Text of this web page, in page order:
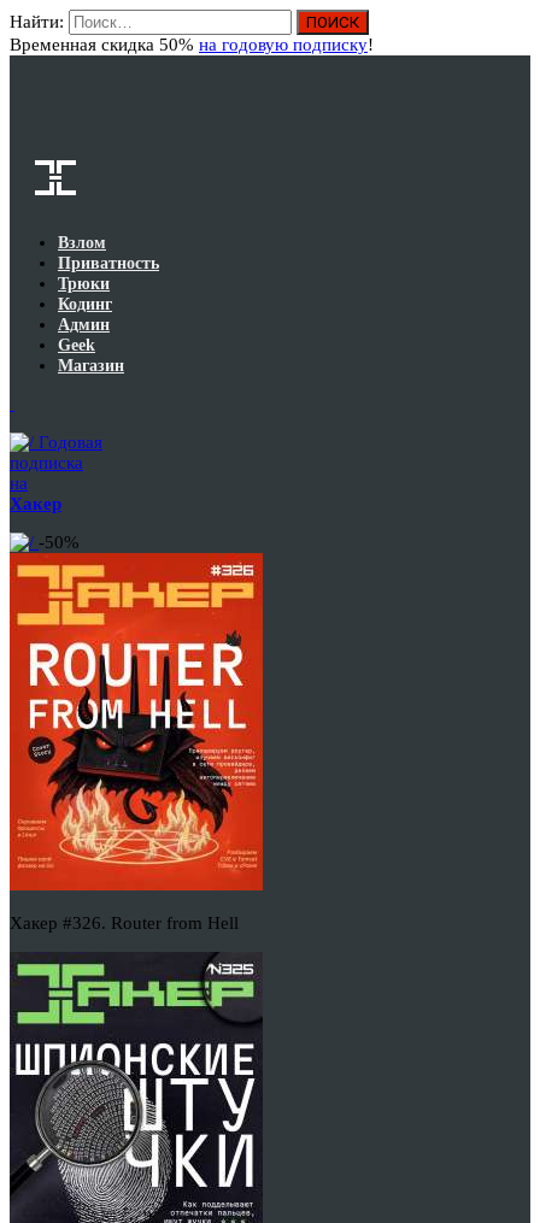
Найти:
Временная скидка 50% на годовую подписку!
Взлом
Приватность
Трюки
Кодинг
Админ
Geek
Магазин
Годовая
подписка
на
Хакер
-50%
Хакер #326. Router from Hell